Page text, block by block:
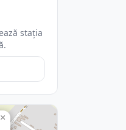
stația
×